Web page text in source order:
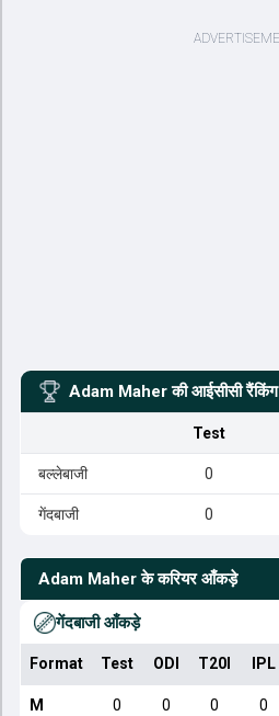
Adam Maher की आईसीसी रैंकिंग
Test
बल्लेबाजी 0
गेंदबाजी 0
Adam Maher के करियर आँकड़े
गेंदबाजी आँकड़े
Format Test ODI T20I IPL
M 0 0 0 0